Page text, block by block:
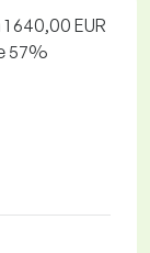
640,00 EUR
57%